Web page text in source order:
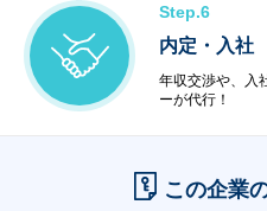
Step.6
内定・入社
年収交渉や、入
ーが代行！
この企業